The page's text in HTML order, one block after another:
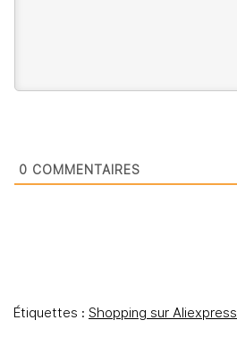
0 COMMENTAIRES
Étiquettes : Shopping sur Aliexpress